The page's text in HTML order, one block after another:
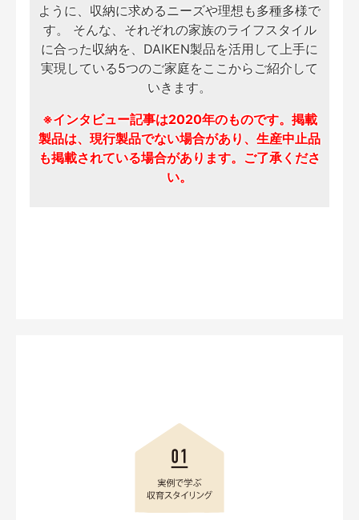
ように、収納に求めるニーズや理想も多種多様で
す。
そんな、それぞれの家族のライフスタイル
に合った収納を、DAIKEN製品を活用して上手に
実現している5つのご家庭をここからご紹介して
いきます。
※インタビュー記事は2020年のものです。掲載
製品は、現行製品でない場合があり、生産中止品
も掲載されている場合があります。ご了承くださ
い。